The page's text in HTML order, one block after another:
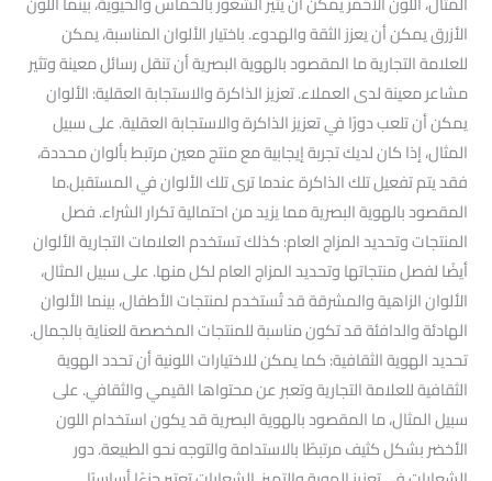
الأزرق يمكن أن يعزز الثقة والهدوء. باختيار الألوان المناسبة، يمكن
للعلامة التجارية ما المقصود بالهوية البصرية أن تنقل رسائل معينة وتثير
مشاعر معينة لدى العملاء. تعزيز الذاكرة والاستجابة العقلية: الألوان
يمكن أن تلعب دورًا في تعزيز الذاكرة والاستجابة العقلية. على سبيل
المثال، إذا كان لديك تجربة إيجابية مع منتج معين مرتبط بألوان محددة،
فقد يتم تفعيل تلك الذاكرة عندما ترى تلك الألوان في المستقبل.ما
المقصود بالهوية البصرية مما يزيد من احتمالية تكرار الشراء. فصل
المنتجات وتحديد المزاج العام: كذلك تستخدم العلامات التجارية الألوان
أيضًا لفصل منتجاتها وتحديد المزاج العام لكل منها. على سبيل المثال،
الألوان الزاهية والمشرقة قد تُستخدم لمنتجات الأطفال، بينما الألوان
الهادئة والدافئة قد تكون مناسبة للمنتجات المخصصة للعناية بالجمال.
تحديد الهوية الثقافية: كما يمكن للاختيارات اللونية أن تحدد الهوية
الثقافية للعلامة التجارية وتعبر عن محتواها القيمي والثقافي. على
سبيل المثال، ما المقصود بالهوية البصرية قد يكون استخدام اللون
الأخضر بشكل كثيف مرتبطًا بالاستدامة والتوجه نحو الطبيعة. دور